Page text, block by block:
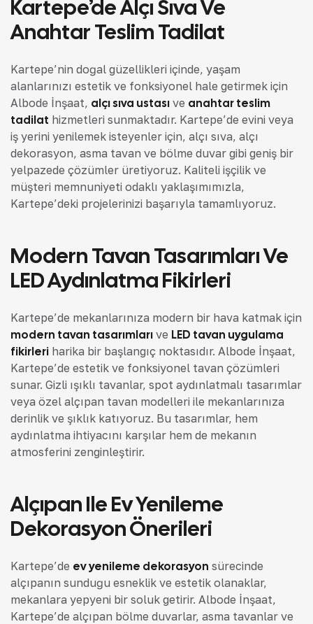
Kartepe’de Alçı Sıva Ve
Anahtar Teslim Tadilat
Kartepe’nin doğal güzellikleri içinde, yaşam
alanlarınızı estetik ve fonksiyonel hale getirmek için
Albode İnşaat, alçı sıva ustası ve anahtar teslim
tadilat hizmetleri sunmaktadır. Kartepe’de evini veya
iş yerini yenilemek isteyenler için, alçı sıva, alçı
dekorasyon, asma tavan ve bölme duvar gibi geniş bir
yelpazede çözümler üretiyoruz. Kaliteli işçilik ve
müşteri memnuniyeti odaklı yaklaşımımızla,
Kartepe’deki projelerinizi başarıyla tamamlıyoruz.
Modern Tavan Tasarımları Ve
LED Aydınlatma Fikirleri
Kartepe’de mekanlarınıza modern bir hava katmak için
modern tavan tasarımları ve LED tavan uygulama
fikirleri harika bir başlangıç noktasıdır. Albode İnşaat,
Kartepe’de estetik ve fonksiyonel tavan çözümleri
sunar. Gizli ışıklı tavanlar, spot aydınlatmalı tasarımlar
veya özel alçıpan tavan modelleri ile mekanlarınıza
derinlik ve şıklık katıyoruz. Bu tasarımlar, hem
aydınlatma ihtiyacını karşılar hem de mekanın
atmosferini zenginleştirir.
Alçıpan Ile Ev Yenileme
Dekorasyon Önerileri
Kartepe’de ev yenileme dekorasyon sürecinde
alçıpanın sunduğu esneklik ve estetik olanaklar,
mekanlara yepyeni bir soluk getirir. Albode İnşaat,
Kartepe’de alçıpan bölme duvarlar, asma tavanlar ve